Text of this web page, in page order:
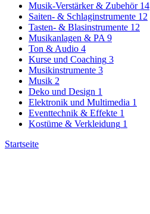
Musik-Verstärker & Zubehör 14
Saiten- & Schlaginstrumente 12
Tasten- & Blasinstrumente 12
Musikanlagen & PA 9
Ton & Audio 4
Kurse und Coaching 3
Musikinstrumente 3
Musik 2
Deko und Design 1
Elektronik und Multimedia 1
Eventtechnik & Effekte 1
Kostüme & Verkleidung 1
Startseite